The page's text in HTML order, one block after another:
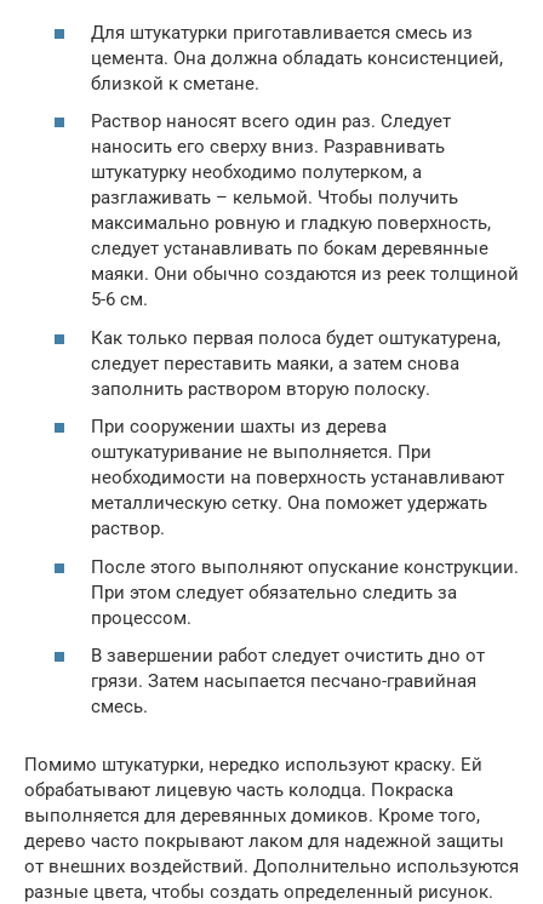
Для штукатурки приготавливается смесь из
цемента. Она должна обладать консистенцией,
близкой к сметане.
Раствор наносят всего один раз. Следует
наносить его сверху вниз. Разравнивать
штукатурку необходимо полутерком, а
разглаживать – кельмой. Чтобы получить
максимально ровную и гладкую поверхность,
следует устанавливать по бокам деревянные
маяки. Они обычно создаются из реек толщиной
5-6 см.
Как только первая полоса будет оштукатурена,
следует переставить маяки, а затем снова
заполнить раствором вторую полоску.
При сооружении шахты из дерева
оштукатуривание не выполняется. При
необходимости на поверхность устанавливают
металлическую сетку. Она поможет удержать
раствор.
После этого выполняют опускание конструкции.
При этом следует обязательно следить за
процессом.
В завершении работ следует очистить дно от
грязи. Затем насыпается песчано-гравийная
смесь.
Помимо штукатурки, нередко используют краску. Ей
обрабатывают лицевую часть колодца. Покраска
выполняется для деревянных домиков. Кроме того,
дерево часто покрывают лаком для надежной защиты
от внешних воздействий. Дополнительно используются
разные цвета, чтобы создать определенный рисунок.